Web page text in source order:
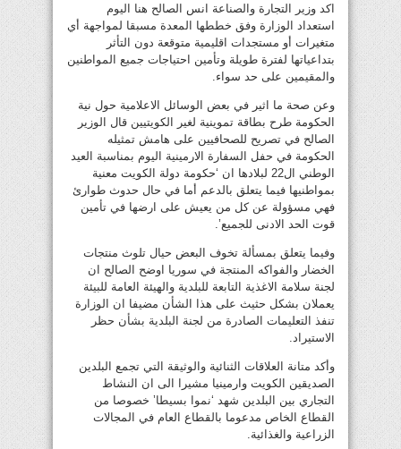
اكد وزير التجارة والصناعة انس الصالح هنا اليوم
استعداد الوزارة وفق خططها المعدة مسبقا لمواجهة أي
متغيرات أو مستجدات اقليمية متوقعة دون التأثر
بتداعياتها لفترة طويلة وتأمين احتياجات جميع المواطنين
والمقيمين على حد سواء.
وعن صحة ما اثير في بعض الوسائل الاعلامية حول نية
الحكومة طرح بطاقة تموينية لغير الكويتيين قال الوزير
الصالح في تصريح للصحافيين على هامش تمثيله
الحكومة في حفل السفارة الارمينية اليوم بمناسبة العيد
الوطني ال22 لبلادها ان ‘حكومة دولة الكويت معنية
بمواطنيها فيما يتعلق بالدعم أما في حال حدوث طوارئ
فهي مسؤولة عن كل من يعيش على ارضها في تأمين
قوت الحد الادنى للجميع’.
وفيما يتعلق بمسألة تخوف البعض حيال تلوث منتجات
الخضار والفواكه المنتجة في سوريا اوضح الصالح ان
لجنة سلامة الاغذية التابعة للبلدية والهيئة العامة للبيئة
يعملان بشكل حثيث على هذا الشأن مضيفا ان الوزارة
تنفذ التعليمات الصادرة من لجنة البلدية بشأن حظر
الاستيراد.
وأكد متانة العلاقات الثنائية والوثيقة التي تجمع البلدين
الصديقين الكويت وارمينيا مشيرا الى ان النشاط
التجاري بين البلدين شهد ‘نموا بسيطا’ خصوصا من
القطاع الخاص مدعوما بالقطاع العام في المجالات
الزراعية والغذائية.